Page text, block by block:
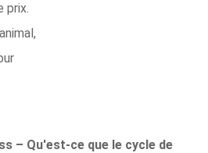
prix.
– Qu'est-ce que le cycle de